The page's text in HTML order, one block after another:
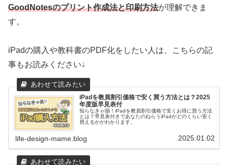
GoodNotesのプリント作成法と印刷方法が理解できま
す。
iPadの購入や教科書のPDF化をしたい人は、こちらの記
事もお読みください↓
iPadを教員割引価格で安く買う方法とは？2025
年度版早見表付
知らなきゃ損！iPadを教員割引価格で安くお得に買う方法
とは？早見表付きであなたのねらうiPadがどのくらい安く
買えるかがわかります。
life-design-mame.blog 2025.01.02